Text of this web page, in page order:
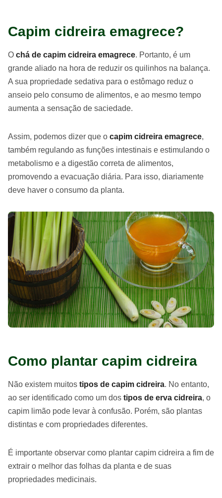
Capim cidreira emagrece?
O chá de capim cidreira emagrece. Portanto, é um
grande aliado na hora de reduzir os quilinhos na balança.
A sua propriedade sedativa para o estômago reduz o
anseio pelo consumo de alimentos, e ao mesmo tempo
aumenta a sensação de saciedade.
Assim, podemos dizer que o capim cidreira emagrece,
também regulando as funções intestinais e estimulando o
metabolismo e a digestão correta de alimentos,
promovendo a evacuação diária. Para isso, diariamente
deve haver o consumo da planta.
Como plantar capim cidreira
Não existem muitos tipos de capim cidreira. No entanto,
ao ser identificado como um dos tipos de erva cidreira, o
capim limão pode levar à confusão. Porém, são plantas
distintas e com propriedades diferentes.
É importante observar como plantar capim cidreira a fim de
extrair o melhor das folhas da planta e de suas
propriedades medicinais.